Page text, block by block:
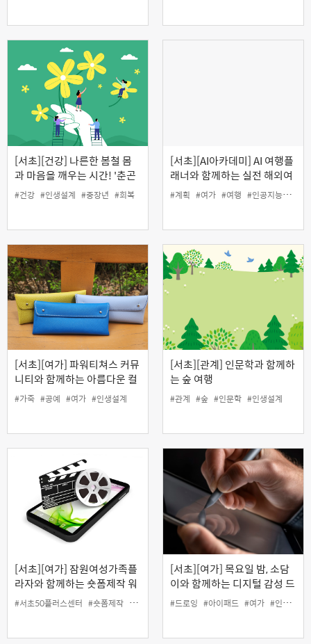
[서초][건강] 나른한 봄철 몸
과 마음을 깨우는 시간! '춘곤
증 대신 회복탄력성 깨우기'
(온라인)
#건강 #인생설계 #중장년 #회복
[서초][AI아카데미] AI 여행플
래너와 함께하는 실전 해외여
행 준비
#계획 #여가 #여행 #인공지능 #인생
[서초][여가] 파워티쳐스 커뮤
니티와 함께하는 아름다운 컬
러와 가죽의 콜라보! '나만의
가죽필통 만들기' (원데이)
#가죽 #공예 #여가 #인생설계
[서초][관계] 인문학과 함께하
는 숲 여행
#관계 #숲 #인문학 #인생설계
[서초][여가] 잠원여성가족플
라자와 함께하는 숏폼제작 워
크숍 : 나의 일상 숏폼 에세이
#서초50플러스센터 #숏폼제작 #여가 #인생설계
[서초][여가] 목요일 밤, 소담
이와 함께하는 디지털 감성 드
로잉
#드로잉 #아이패드 #여가 #인생설계